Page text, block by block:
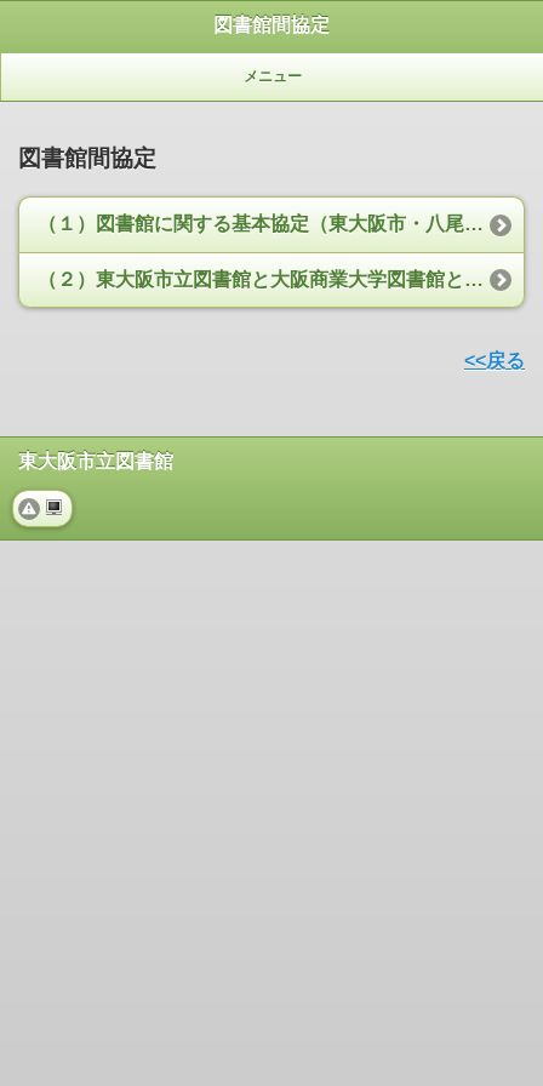
図書館間協定
メニュー
図書館間協定
（１）図書館に関する基本協定（東大阪市・八尾市・柏原市）
（２）東大阪市立図書館と大阪商業大学図書館との相互協力覚書
<<戻る
東大阪市立図書館